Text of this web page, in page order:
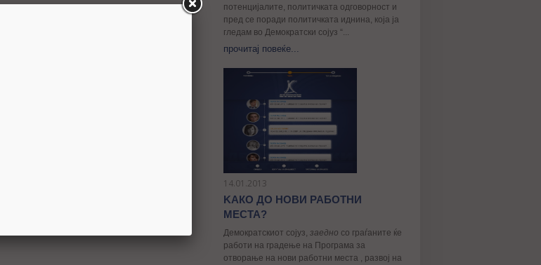
потенцијалите, политичката одговорност и
пред се поради политичката иднина, којa ја
гледам во Демократски сојуз “...
прочитај повеќе...
14.01.2013
KАКО ДО НОВИ РАБОТНИ
МЕСТА?
Демократскиот сојуз, заедно со граѓаните ќе
работи на градење на Програма за
отворање на нови работни места , развој на